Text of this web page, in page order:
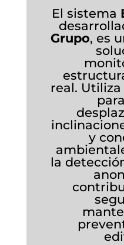
El sistema
Grupo, es
real.
y
la